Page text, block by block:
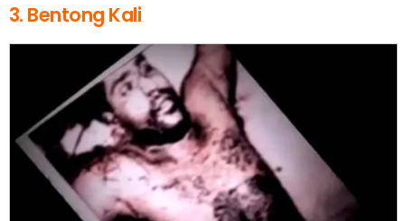
3. Bentong Kali